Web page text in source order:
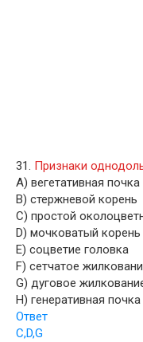
31. Признаки
A) вегетативная почка
B) стержневой корень
C) простой
D) мочковатый корень
E) соцветие головка
F) сетчатое
G) дуговое
H) генеративная почка
Ответ
C,D,G